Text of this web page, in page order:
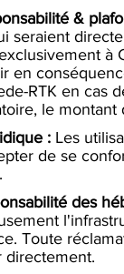
&
seraient
à
en
RTK en cas
le montant
: Les
de se
des
Toute
directement.